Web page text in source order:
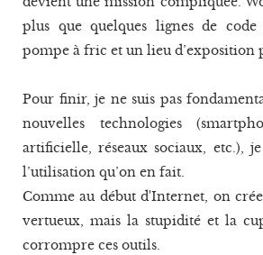
plus que quelques lignes de code
pompe à fric et un lieu d’exposition
Pour finir, je ne suis pas
nouvelles technologies
artificielle, réseaux sociaux, etc.),
l’utilisation qu’on en fait.
Comme au début d'Internet, on
vertueux, mais la stupidité et la
corrompre ces outils.